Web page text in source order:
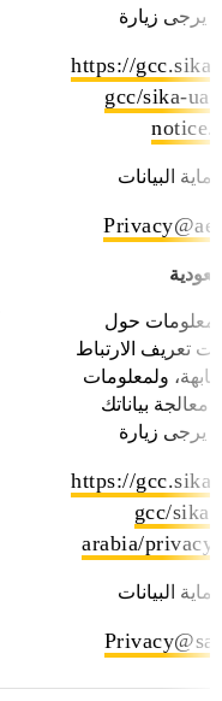
يرجى زيارة
https://
gcc/sika-
البيانات
حول
تعريف الارتباط
ولمعلومات
بياناتك
يرجى زيارة
https://
gcc/
arabia/
البيانات